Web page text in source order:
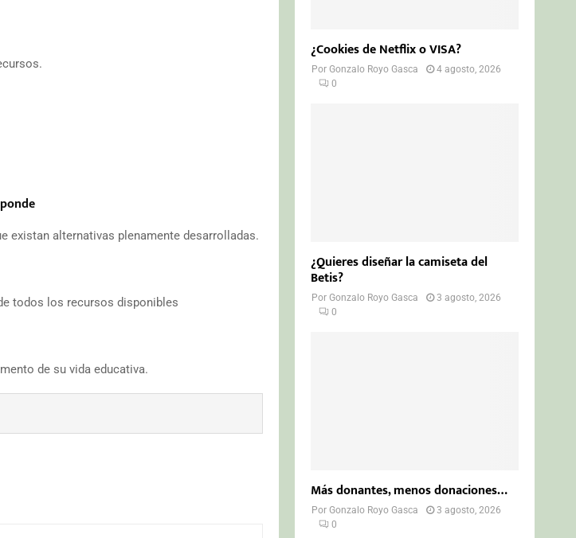
existan alternativas plenamente desarrolladas.
todos los recursos disponibles
de su vida educativa.
¿Cookies de Netflix o VISA?
PorGonzalo Royo Gasca
4 agosto, 2026
0
¿Quieres diseñar la camiseta del
Betis?
PorGonzalo Royo Gasca
3 agosto, 2026
0
Más donantes, menos donaciones…
PorGonzalo Royo Gasca
3 agosto, 2026
0